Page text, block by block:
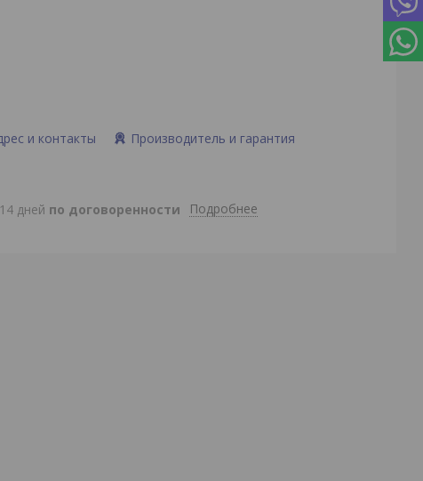
и контакты Производитель и гарантия
дней по договоренности Подробнее